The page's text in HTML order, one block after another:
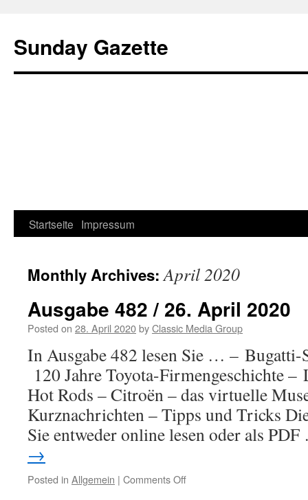
Sunday Gazette
Skip
content
Startseite Impressum
Monthly Archives:April 2020
Ausgabe 482 / 26. April 2020
Posted on 28. April 2020byClassic Media Group
In Ausgabe 482 lesen Sie … –
120 Jahre Toyota-Firmengeschichte
Hot Rods – Citroën – das virtuelle
Kurznachrichten – Tipps und Tricks
Sie entweder online lesen oder als
→
Posted in Allgemein | Comments Off